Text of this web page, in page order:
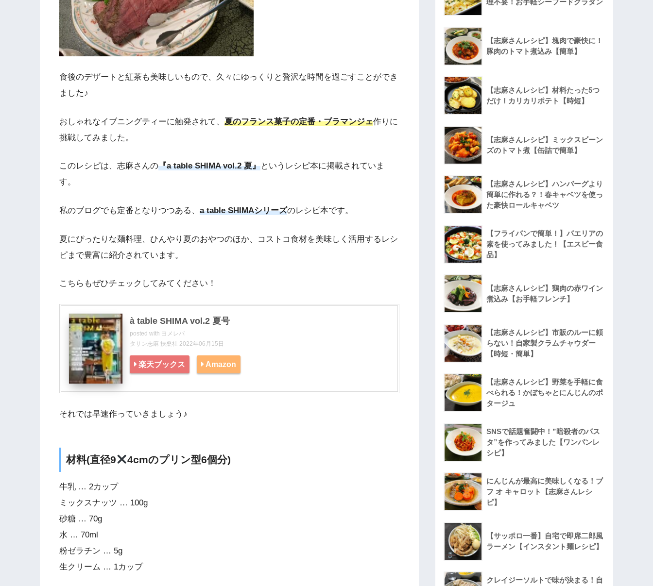
食後のデザートと紅茶も美味しいもので、久々にゆっくりと贅沢な時間を過ごすことができ
ました♪
おしゃれなイブニングティーに触発されて、 夏のフランス菓子の定番・ブラマンジェ作りに
挑戦してみました。
このレシピは、志麻さんの『a table SHIMA vol.2 夏』というレシピ本に掲載されていま
す。
私のブログでも定番となりつつある、 a table SHIMAシリーズのレシピ本です。
夏にぴったりな麺料理、ひんやり夏のおやつのほか、コストコ食材を美味しく活用するレシ
ピまで豊富に紹介されています。
こちらもぜひチェックしてみてください！
à table SHIMA vol.2 夏号
posted with ヨメレバ
タサン志麻 扶桑社 2022年06月15日
楽天ブックス Amazon
それでは早速作っていきましょう♪
材料(直径9 4cmのプリン型6個分)
牛乳 … 2カップ
ミックスナッツ … 100g
砂糖 … 70g
水 … 70ml
粉ゼラチン … 5g
生クリーム … 1カップ
理不要！お手軽シーフードグラタン
【志麻さんレシピ】塊肉で豪快に！
豚肉のトマト煮込み【簡単】
【志麻さんレシピ】材料たった5つ
だけ！カリカリポテト【時短】
【志麻さんレシピ】ミックスビーン
ズのトマト煮【缶詰で簡単】
【志麻さんレシピ】ハンバーグより
簡単に作れる？！春キャベツを使っ
た豪快ロールキャベツ
【フライパンで簡単！】パエリアの
素を使ってみました！【エスビー食
品】
【志麻さんレシピ】鶏肉の赤ワイン
煮込み【お手軽フレンチ】
【志麻さんレシピ】市販のルーに頼
らない！自家製クラムチャウダー
【時短・簡単】
【志麻さんレシピ】野菜を手軽に食
べられる！かぼちゃとにんじんのポ
タージュ
SNSで話題奮闘中！”暗殺者のパス
タ”を作ってみました【ワンパンレ
シピ】
にんじんが最高に美味しくなる！ブ
フ オ キャロット【志麻さんレシ
ピ】
【サッポロ一番】自宅で即席二郎風
ラーメン【インスタント麺レシピ】
クレイジーソルトで味が決まる！自